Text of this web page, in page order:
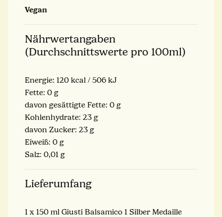
Vegan
Nährwertangaben
(Durchschnittswerte pro 100ml)
Energie: 120 kcal / 506 kJ
Fette: 0 g
davon gesättigte Fette: 0 g
Kohlenhydrate: 23 g
davon Zucker: 23 g
Eiweiß: 0 g
Salz: 0,01 g
Lieferumfang
1 x 150 ml Giusti Balsamico 1 Silber Medaille